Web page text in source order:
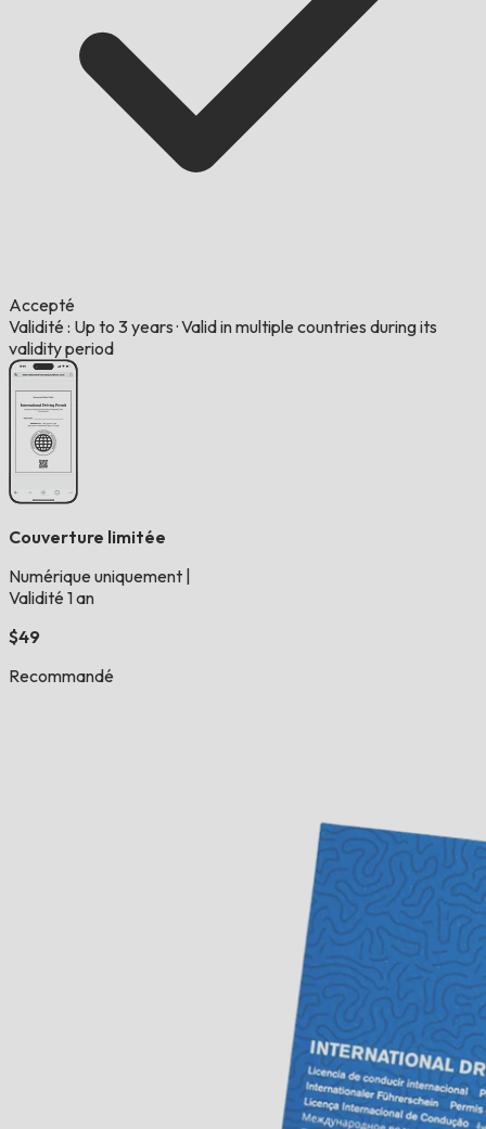
Accepté
Validité : Up to 3 years ·Valid in multiple countries during its
validity period
Couverture limitée
Numérique uniquement
Validité 1 an
$49
Recommandé